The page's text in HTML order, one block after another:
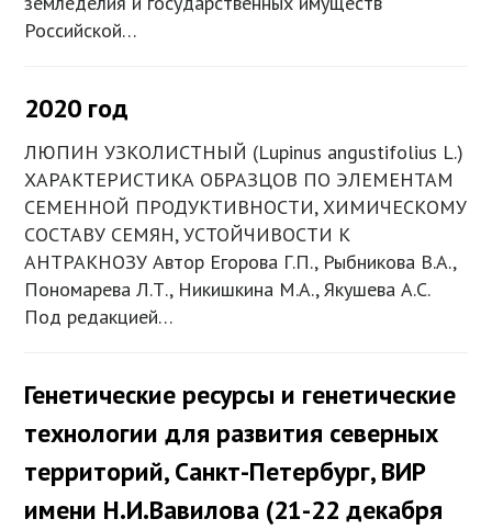
Российской…
2020 год
ЛЮПИН УЗКОЛИСТНЫЙ (Lupinus angustifolius L.)
ХАРАКТЕРИСТИКА ОБРАЗЦОВ ПО ЭЛЕМЕНТАМ
СЕМЕННОЙ ПРОДУКТИВНОСТИ, ХИМИЧЕСКОМУ
СОСТАВУ СЕМЯН, УСТОЙЧИВОСТИ К
АНТРАКНОЗУ Автор Егорова Г.П., Рыбникова В.А.,
Пономарева Л.Т., Никишкина М.А., Якушева А.С.
Под редакцией…
Генетические ресурсы и генетические
технологии для развития северных
территорий, Санкт-Петербург, ВИР
имени Н.И.Вавилова (21-22 декабря